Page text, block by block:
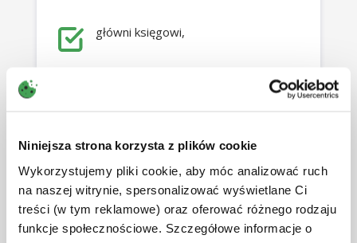
Niniejsza strona korzysta z plików cookie
Wykorzystujemy pliki cookie, aby móc analizować ruch
na naszej witrynie, spersonalizować wyświetlane Ci
treści (w tym reklamowe) oraz oferować różnego rodzaju
funkcje społecznościowe. Szczegółowe informacje o
oraz pozycje podatkowe.
przypisanie znaczników do
kont księgowych,
wskazanie obszarów
szczególnie newralgicznych z
punktu widzenia podatkowego
główni księgowi,
osoby samodzielnie przygotowujące
się do egzaminów zawodowych,
samodzielni księgowi,